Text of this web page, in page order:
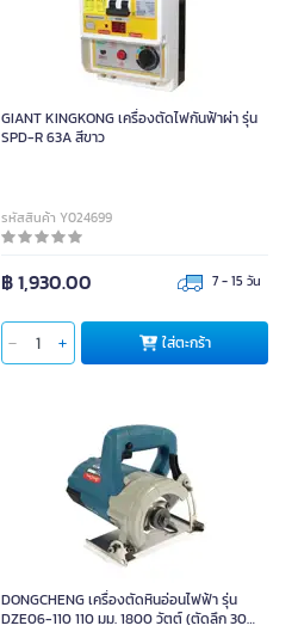
GIANT KINGKONG เครื่องตัดไฟกันฟ้าผ่า รุ่น
SPD-R 63A สีขาว
รหัสสินค้า Y024699
฿ 1,930.00 7 - 15 วัน
ใส่ตะกร้า
DONGCHENG เครื่องตัดหินอ่อนไฟฟ้า รุ่น
DZE06-110 110 มม. 1800 วัตต์ (ตัดลึก 30